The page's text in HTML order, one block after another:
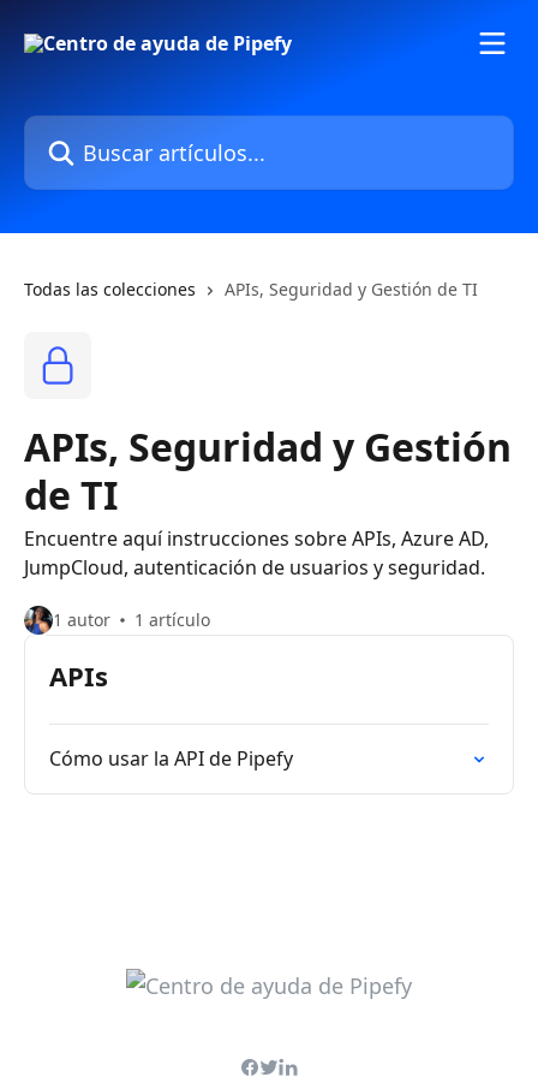
Buscar artículos...
Todas las colecciones APIs, Seguridad y Gestión de TI
APIs, Seguridad y Gestión
de TI
Encuentre aquí instrucciones sobre APIs, Azure AD,
JumpCloud, autenticación de usuarios y seguridad.
1 autor 1 artículo
APIs
Cómo usar la API de Pipefy